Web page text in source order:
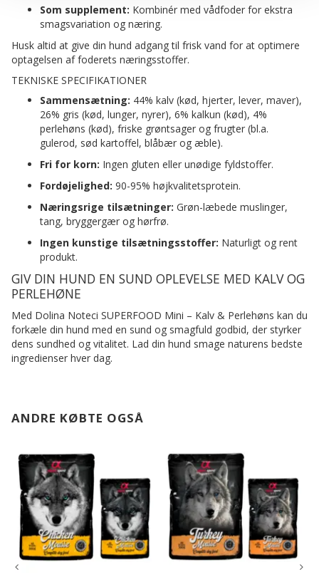
Som supplement: Kombinér med vådfoder for ekstra
smagsvariation og næring.
Husk altid at give din hund adgang til frisk vand for at optimere
optagelsen af foderets næringsstoffer.
TEKNISKE SPECIFIKATIONER
Sammensætning: 44% kalv (kød, hjerter, lever, maver),
26% gris (kød, lunger, nyrer), 6% kalkun (kød), 4%
perlehøns (kød), friske grøntsager og frugter (bl.a.
gulerod, sød kartoffel, blåbær og æble).
Fri for korn: Ingen gluten eller unødige fyldstoffer.
Fordøjelighed: 90-95% højkvalitetsprotein.
Næringsrige tilsætninger: Grøn-læbede muslinger,
tang, bryggergær og hørfrø.
Ingen kunstige tilsætningsstoffer: Naturligt og rent
produkt.
GIV DIN HUND EN SUND OPLEVELSE MED KALV OG
PERLEHØNE
Med Dolina Noteci SUPERFOOD Mini – Kalv & Perlehøns kan du
forkæle din hund med en sund og smagfuld godbid, der styrker
dens sundhed og vitalitet. Lad din hund smage naturens bedste
ingredienser hver dag.
ANDRE KØBTE OGSÅ